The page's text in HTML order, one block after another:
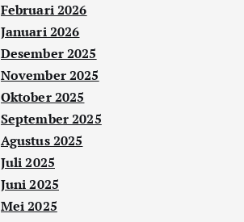
Februari 2026
Januari 2026
Desember 2025
November 2025
Oktober 2025
September 2025
Agustus 2025
Juli 2025
Juni 2025
Mei 2025